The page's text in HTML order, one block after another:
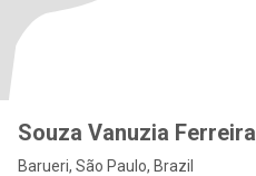
Souza Vanuzia Ferreira
Barueri, São Paulo, Brazil